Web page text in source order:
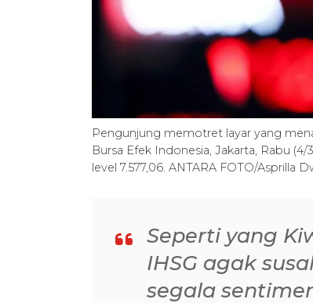
Pengunjung memotret layar yang
Bursa Efek Indonesia, Jakarta, Rabu
level 7.577,06. ANTARA FOTO/Asprilla
Seperti yang
IHSG agak
segala